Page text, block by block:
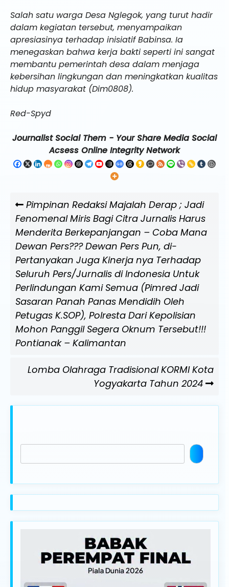
Salah satu warga Desa Nglegok, yang turut hadir
dalam kegiatan tersebut, menyampaikan
apresiasinya terhadap inisiatif Babinsa. Ia
menegaskan bahwa kerja bakti seperti ini sangat
membantu pemerintah desa dalam menjaga
kebersihan lingkungan dan meningkatkan kualitas
hidup masyarakat (Dim0808).
Red-Spyd
Journalist Social Them - Your Share Media Social
Acsess Online Integrity Network
posPrevious
Post
Pimpinan Redaksi Majalah Derap ; Jadi
Fenomenal Miris Bagi Citra Jurnalis Harus
Menderita Berkepanjangan – Coba Mana
Dewan Pers??? Dewan Pers Pun, di-
Pertanyakan Juga Kinerja nya Terhadap
Seluruh Pers/Jurnalis di Indonesia Untuk
Perlindungan Kami Semua (Pimred Jadi
Sasaran Panah Panas Mendidih Oleh
Petugas K.SOP), Polresta Dari Kepolisian
Mohon Panggil Segera Oknum Tersebut!!!
Pontianak – Kalimantan
NextLomba Olahraga Tradisional KORMI Kota
Yogyakarta Tahun 2024